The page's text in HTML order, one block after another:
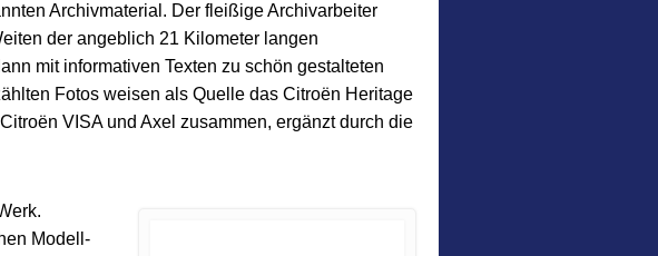
Archivmaterial. Der fleißige Archivarbeiter
der angeblich 21 Kilometer langen
mit informativen Texten zu schön gestalteten
Fotos weisen als Quelle das Citroën Heritage
VISA und Axel zusammen, ergänzt durch die
Modell-